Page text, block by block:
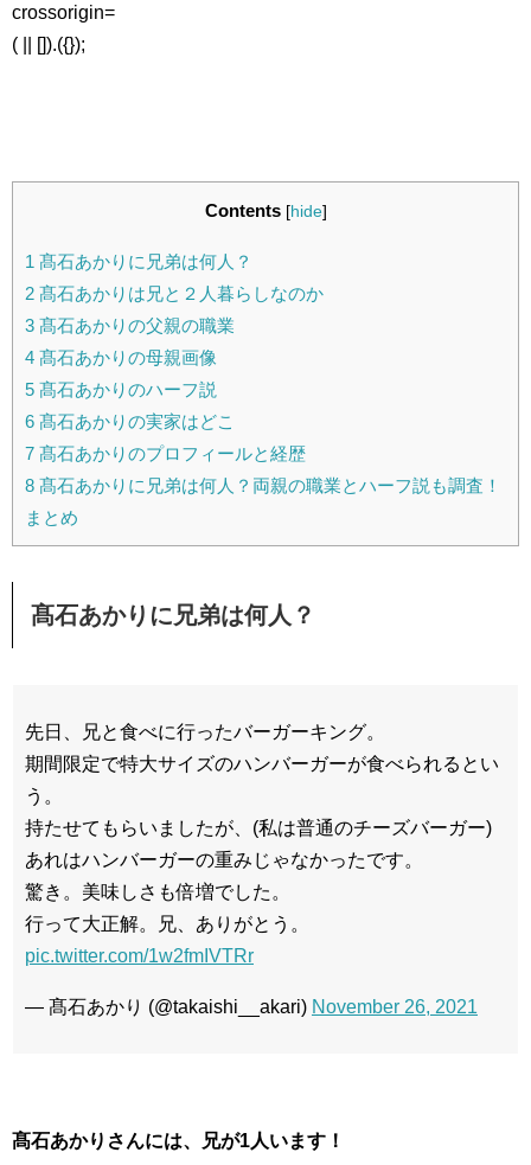
crossorigin=
( || []).({});
Contents [hide]
1 髙石あかりに兄弟は何人？
2 髙石あかりは兄と２人暮らしなのか
3 髙石あかりの父親の職業
4 髙石あかりの母親画像
5 髙石あかりのハーフ説
6 髙石あかりの実家はどこ
7 髙石あかりのプロフィールと経歴
8 髙石あかりに兄弟は何人？両親の職業とハーフ説も調査！
まとめ
髙石あかりに兄弟は何人？
先日、兄と食べに行ったバーガーキング。
期間限定で特大サイズのハンバーガーが食べられるとい
う。
持たせてもらいましたが、(私は普通のチーズバーガー)
あれはハンバーガーの重みじゃなかったです。
驚き。美味しさも倍増でした。
行って大正解。兄、ありがとう。
pic.twitter.com/1w2fmIVTRr
— 髙石あかり (@takaishi__akari) November 26, 2021
髙石あかりさんには、兄が1人います！